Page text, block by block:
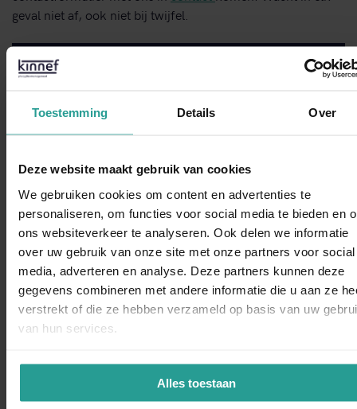
Toestemming Details Over
Deze website maakt gebruik van cookies
We gebruiken cookies om content en advertenties te
personaliseren, om functies voor social media te bieden en
ons websiteverkeer te analyseren. Ook delen we informatie
over uw gebruik van onze site met onze partners voor social
media, adverteren en analyse. Deze partners kunnen deze
gegevens combineren met andere informatie die u aan ze
verstrekt of die ze hebben verzameld op basis van uw
van hun services.
Alles toestaan
geval niet af, ook niet bij twijfel.
STUUR EEN WHATSAPP!
Binnen 1 werkdag antwoord
Dit zeggen opdrachtgevers over Kinnef
“Kinnef Plaagdiermanagement heeft bij ons op en adequate
tevreden over de snelheid van handelen de grondige wijze
van bestrijden en de vlotte follow up. Dit bedrijf bevelen wij
van harte aan.”